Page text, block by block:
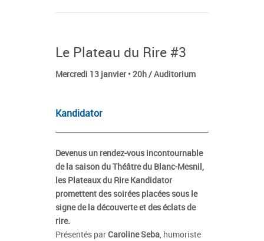
Le Plateau du Rire #3
Mercredi 13 janvier • 20h / Auditorium
Kandidator
Devenus un rendez-vous incontournable
de la saison duThéâtre du Blanc-Mesnil,
les Plateaux du Rire Kandidator
promettent des soirées placées sous le
signe de la découverte et des éclats de
rire.
Présentés parCaroline Seba , humoriste